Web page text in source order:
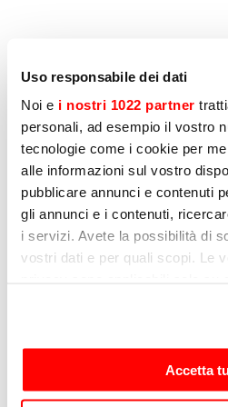
Uso responsabile dei dati
Noi e i nostri 1022 partner
personali, ad esempio il vostro
tecnologie come i cookie per
alle informazioni sul vostro
pubblicare annunci e contenuti
gli annunci e i contenuti,
i servizi. Avete la possibilità di
vostri dati e per quali scopi. Le
modificare o revocare il proprio
momento dalla Dichiarazione
sull'icona di attivazione della
Accetta
Costine sous vide
barbecue piccante
La ricetta dello chef
maiale sous vide preparate
Sirman
Quali strumenti
cottura
Sous vide: scegli le
cotture perfette.